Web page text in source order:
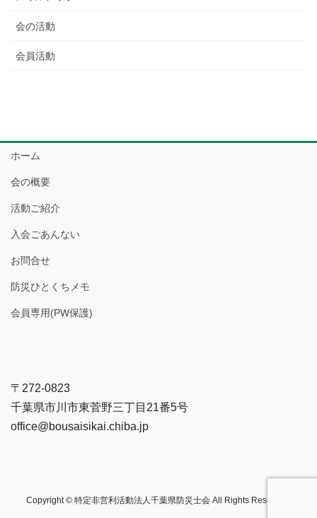
会の活動
会員活動
ホーム
会の概要
活動ご紹介
入会ごあんない
お問合せ
防災ひとくちメモ
会員専用(PW保護)
〒272-0823
千葉県市川市東菅野三丁目21番5号
office@bousaisikai.chiba.jp
Copyright © 特定非営利活動法人千葉県防災士会 All Rights Reserved.